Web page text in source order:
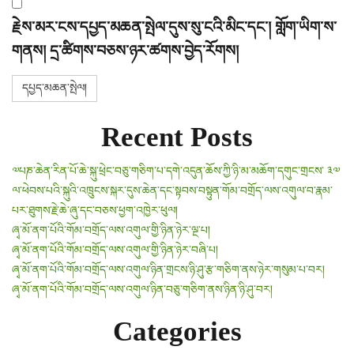
རྗེས་མར་ངས་དཔྱད་མཆན་སྤེལ་དུས་སུ་ངའི་མིང་དང་། གློག་ཡིག་ས་
གནས། དྲ་ཚིགས་བཅས་ཉར་ཚགས་བྱེད་རོགས།
Recent Posts
༧པཎ་ཆེན་རིན་པོ་ཆེ་སྐུ་ཕྲེང་བཅུ་གཅིག་པ་དགེ་འདུན་ཆོས་ཀྱི་ཉི་མ་མཆོག་དགུང་གྲངས་ ༣༧
ལ་ཕེབས་པའི་སྐུའི་འཁྲུངས་སྐར་དུས་ཆེན་དང་སྟབས་བསྟུན་གོམ་བགྲོད་ལས་འགུལ་བ་རྣམ་
པར་ཐུགས་རྗེ་ཆེ་ཞུ་དང་བཅས་ཕྱག་འཁྱེར་ཕུལ།
ཞྭ་མོ་ནག་པོའི་གོམ་བགྲོད་ལས་འགུལ་གྱི་ཉིན་ཉེར་ལྔ་པ།
ཞྭ་མོ་ནག་པོའི་གོམ་བགྲོད་ལས་འགུལ་གྱི་ཉིན་ཉེར་བཞི་པ།
ཞྭ་མོ་ནག་པོའི་གོམ་བགྲོད་ལས་འགུལ་ཉིན་གྲངས་ཉི་ཤུ་རྩ་གཅིག་ནས་ཉེར་གསུམ་པ་བར།
ཞྭ་མོ་ནག་པོའི་གོམ་བགྲོད་ལས་འགུལ་ཉིན་བཅུ་གཅིག་ནས་ཉིན་ཉི་ཤུ་བར།
Categories